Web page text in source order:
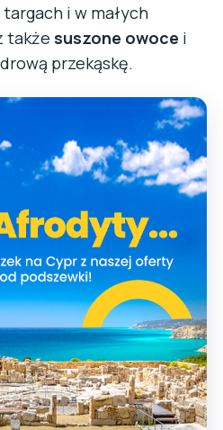
i w małych
także suszone owoce i
przekąskę.